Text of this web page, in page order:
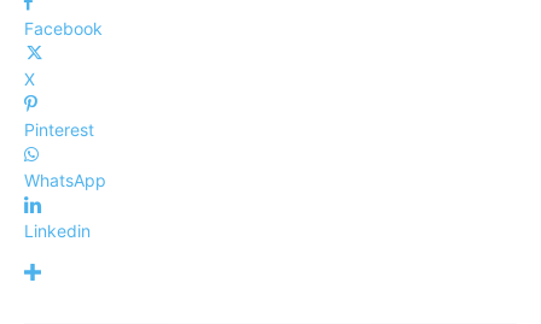
Facebook
X
Pinterest
WhatsApp
Linkedin